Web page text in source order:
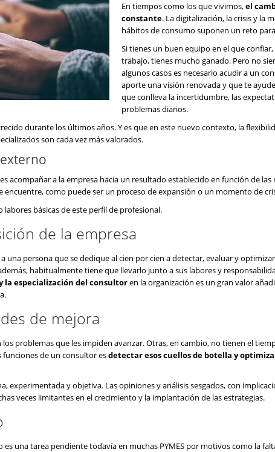
En tiempos como los que vivimos,el
constante. La digitalización, la crisis y la
hábitos de consumo suponen un reto para
Si tienes un buen equipo en el que
trabajo, tienes mucho ganado. Pero no
algunos casos es necesario acudir a un
aporte una visión renovada y que te
que conlleva la incertidumbre, las
problemas diarios.
durante los últimos años. Y es que en este nuevo contexto, la
son cada vez más valorados.
acompañar a la empresa hacia un resultado establecido en función de las
encuentre, como puede ser un proceso de expansión o un momento de
labores básicas de este perfil de profesional.
de la empresa
persona que se dedique al cien por cien a detectar, evaluar y
habitualmente tiene que llevarlo junto a sus labores y
la especialización del consultoren la organización es un gran valor
de mejora
problemas que les impiden avanzar. Otras, en cambio, no tienen el
funciones de un consultor esdetectar esos cuellos de botella y
experimentada y objetiva. Las opiniones y análisis sesgados, con
veces limitantes en el crecimiento y la implantación de las estrategias.
una tarea pendiente todavía en muchas PYMES por motivos como la